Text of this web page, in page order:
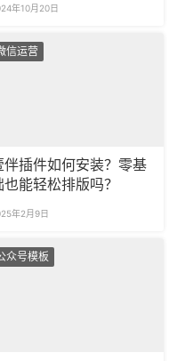
年10月20日
信运营
伴插件如何安装？零基
也能轻松排版吗？
年2月9日
众号模板